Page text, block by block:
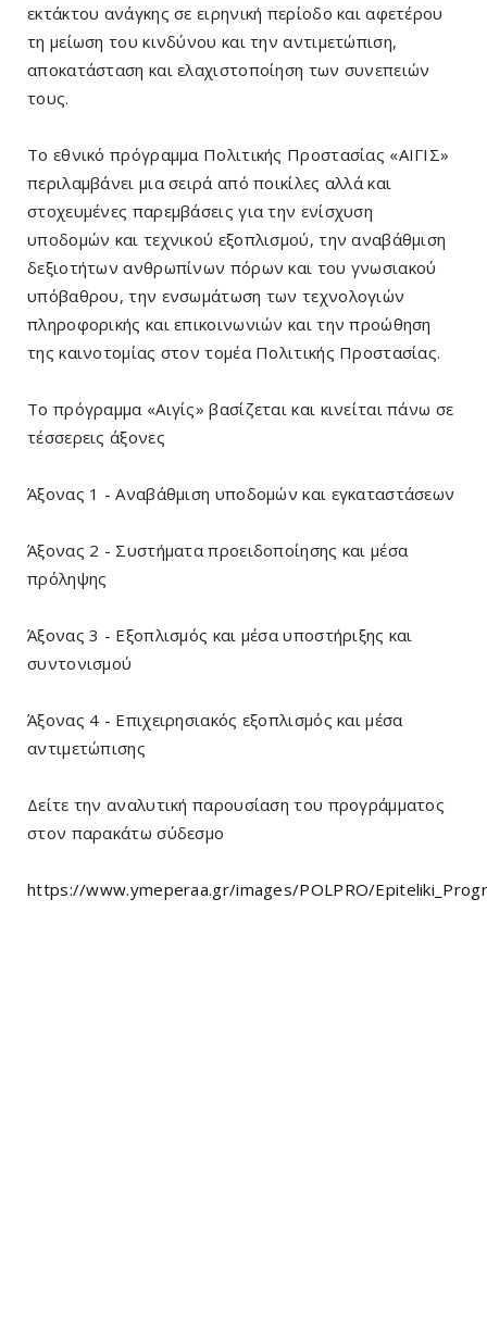
εκτάκτου ανάγκης σε ειρηνική περίοδο και αφετέρου
τη μείωση του κινδύνου και την αντιμετώπιση,
αποκατάσταση και ελαχιστοποίηση των συνεπειών
τους.
Το εθνικό πρόγραμμα Πολιτικής Προστασίας «ΑΙΓΙΣ»
περιλαμβάνει μια σειρά από ποικίλες αλλά και
στοχευμένες παρεμβάσεις για την ενίσχυση
υποδομών και τεχνικού εξοπλισμού, την αναβάθμιση
δεξιοτήτων ανθρωπίνων πόρων και του γνωσιακού
υπόβαθρου, την ενσωμάτωση των τεχνολογιών
πληροφορικής και επικοινωνιών και την προώθηση
της καινοτομίας στον τομέα Πολιτικής Προστασίας.
Το πρόγραμμα «Αιγίς» βασίζεται και κινείται πάνω σε
τέσσερεις άξονες
Άξονας 1 - Αναβάθμιση υποδομών και εγκαταστάσεων
Άξονας 2 - Συστήματα προειδοποίησης και μέσα
πρόληψης
Άξονας 3 - Εξοπλισμός και μέσα υποστήριξης και
συντονισμού
Άξονας 4 - Επιχειρησιακός εξοπλισμός και μέσα
αντιμετώπισης
Δείτε την αναλυτική παρουσίαση του προγράμματος
στον παρακάτω σύδεσμο
https://www.ymeperaa.gr/images/POLPRO/